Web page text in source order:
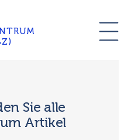
Sie alle
Artikel